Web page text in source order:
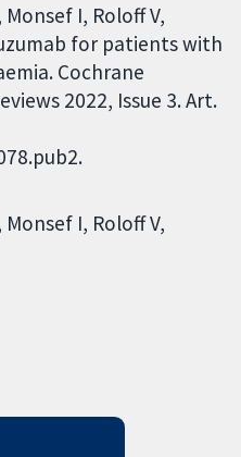
I, Roloff V,
for patients with
Cochrane
2022, Issue 3. Art.
Monsef I Roloff V